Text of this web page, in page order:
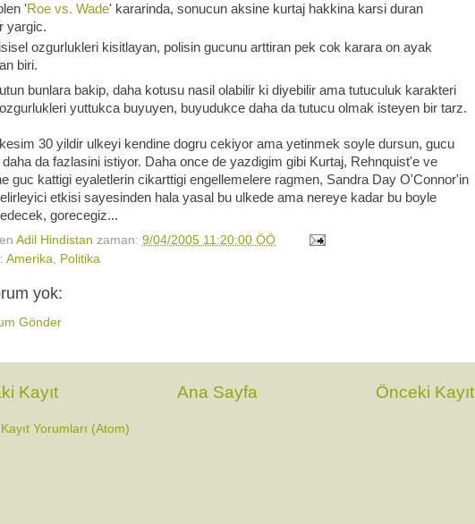
'Roe vs. Wade' kararinda, sonucun aksine kurtaj hakkina karsi duran
yargic.
ozgurlukleri kisitlayan, polisin gucunu arttiran pek cok karara on ayak
biri.
bunlara bakip, daha kotusu nasil olabilir ki diyebilir ama tutuculuk karakteri
yuttukca buyuyen, buyudukce daha da tutucu olmak isteyen bir tarz.
30 yildir ulkeyi kendine dogru cekiyor ama yetinmek soyle dursun, gucu
da fazlasini istiyor. Daha once de yazdigim gibi Kurtaj, Rehnquist'e ve
guc kattigi eyaletlerin cikarttigi engellemelere ragmen, Sandra Day O'Connor'in
etkisi sayesinden hala yasal bu ulkede ama nereye kadar bu boyle
gorecegiz...
Adil Hindistan zaman: 9/04/2005 11:20:00 ÖÖ
Amerika Politika
yok:
Gönder
Kayıt Önceki Kayıt
Ana Sayfa
Kayıt Yorumları (Atom)